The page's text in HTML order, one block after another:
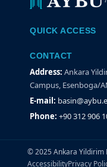
QUICK ACCESS
CONTACT
Address: Ankara
Campus, Esenboga/
E-mail:
Phone: +90 312 906
© 2025 Ankara Yildirim
AccessibilityPrivacy